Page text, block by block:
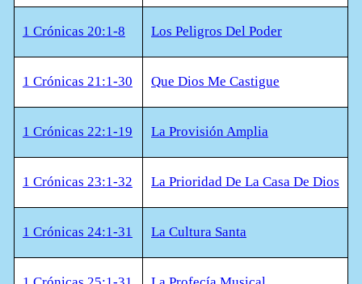
1 Crónicas 20:1-8 Los Peligros Del Poder
1 Crónicas 21:1-30 Que Dios Me Castigue
1 Crónicas 22:1-19 La Provisión Amplia
1 Crónicas 23:1-32 La Prioridad De La Casa De Dios
1 Crónicas 24:1-31 La Cultura Santa